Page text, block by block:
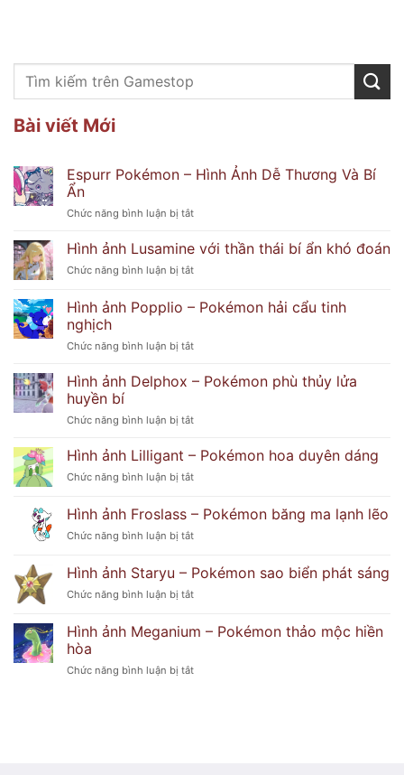
Bài viết Mới
Espurr Pokémon – Hình Ảnh Dễ Thương Và Bí
Ẩn
Chức năng bình luận bị tắtở
Pokémon
Hình
Dễ
Bí
Hình ảnh Lusamine với thần thái bí ẩn khó đoán
Chức năng bình luận bị tắtở
ảnh
Lusamine
thần
đoán
Hình ảnh Popplio – Pokémon hải cẩu tinh
nghịch
Chức năng bình luận bị tắtở
ảnh
Popplio
Pokémon
cẩu
nghịch
Hình ảnh Delphox – Pokémon phù thủy lửa
huyền bí
Chức năng bình luận bị tắtở
ảnh
Delphox
–
phù
lửa
bí
Hình ảnh Lilligant – Pokémon hoa duyên dáng
Chức năng bình luận bị tắtở
ảnh
Lilligant
–
hoa
dáng
Hình ảnh Froslass – Pokémon băng ma lạnh lẽo
Chức năng bình luận bị tắtở
ảnh
Froslass
–
băng
lẽo
Hình ảnh Staryu – Pokémon sao biển phát sáng
Chức năng bình luận bị tắtở
Staryu
Pokémon
Hình ảnh Meganium – Pokémon thảo mộc hiền
hòa
Chức năng bình luận bị tắtở